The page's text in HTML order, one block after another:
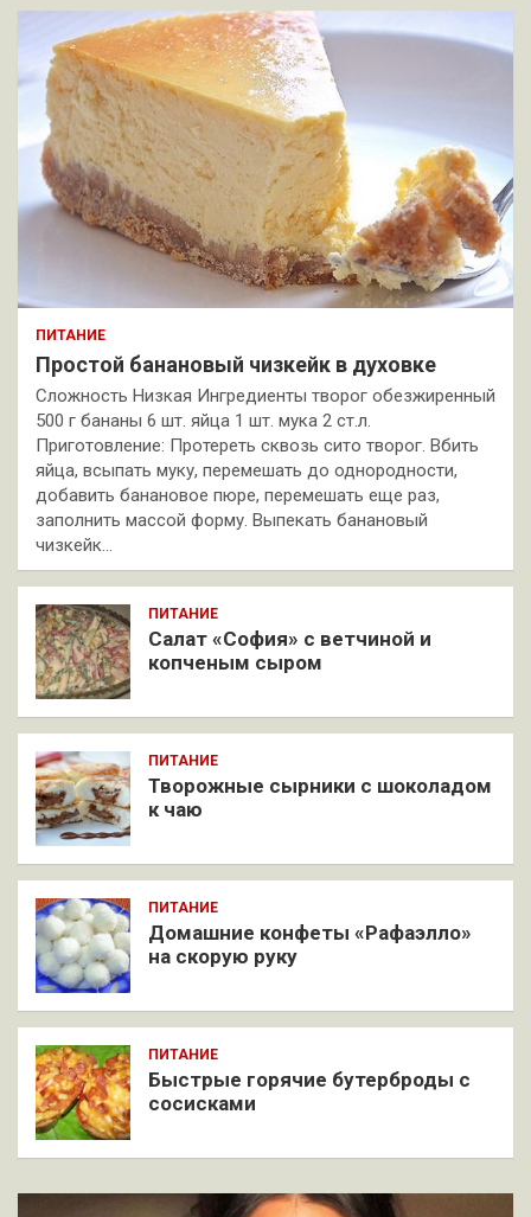
ПИТАНИЕ
Простой банановый чизкейк в духовке
Сложность Низкая Ингредиенты творог обезжиренный
500 г бананы 6 шт. яйца 1 шт. мука 2 ст.л.
Приготовление: Протереть сквозь сито творог. Вбить
яйца, всыпать муку, перемешать до однородности,
добавить банановое пюре, перемешать еще раз,
заполнить массой форму. Выпекать банановый
чизкейк…
ПИТАНИЕ
Салат «София» с ветчиной и
копченым сыром
ПИТАНИЕ
Творожные сырники с шоколадом
к чаю
ПИТАНИЕ
Домашние конфеты «Рафаэлло»
на скорую руку
ПИТАНИЕ
Быстрые горячие бутерброды с
сосисками